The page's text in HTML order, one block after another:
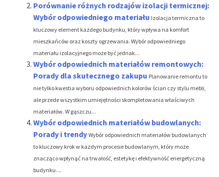
Porównanie różnych rodzajów izolacji termicznej:
Wybór odpowiedniego materiału Izolacja termiczna to
kluczowy element każdego budynku, który wpływa na komfort
mieszkańców oraz koszty ogrzewania. Wybór odpowiedniego
materiału izolacyjnego może być jednak...
Wybór odpowiednich materiałów remontowych:
Porady dla skutecznego zakupu Planowanie remontu to
nie tylko kwestia wyboru odpowiednich kolorów ścian czy stylu mebli,
ale przede wszystkim umiejętności skompletowania właściwych
materiałów. W gąszczu...
Wybór odpowiednich materiałów budowlanych:
Porady i trendy Wybór odpowiednich materiałów budowlanych
to kluczowy krok w każdym procesie budowlanym, który może
znacząco wpłynąć na trwałość, estetykę i efektywność energetyczną
budynku....